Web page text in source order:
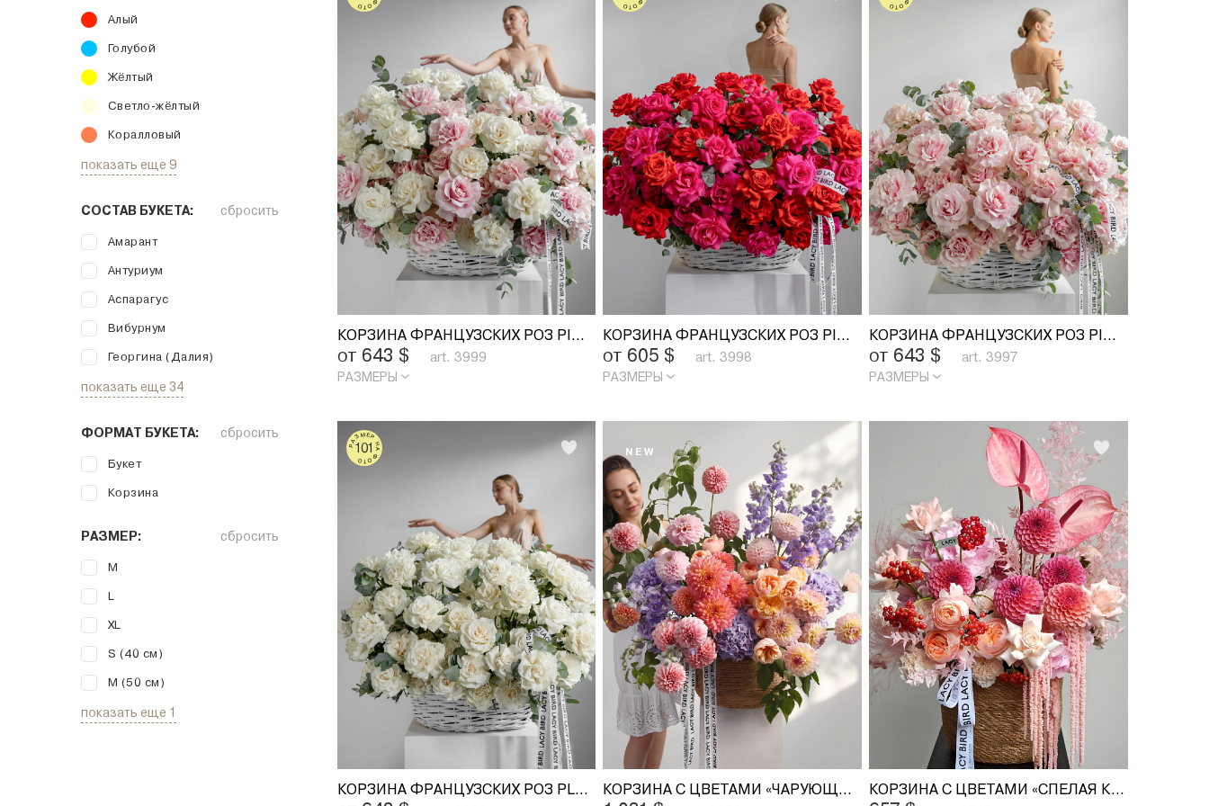
Алый
Голубой
Жёлтый
Светло-жёлтый
Коралловый
показать еще 9
СОСТАВ БУКЕТА: сбросить
Амарант
Антуриум
Аспарагус
Вибурнум
Георгина (Далия)
показать еще 34
ФОРМАТ БУКЕТА: сбросить
Букет
Корзина
РАЗМЕР: сбросить
M
L
XL
S (40 см)
M (50 см)
показать еще 1
КОРЗИНА ФРАНЦУЗСКИХ РОЗ PINK MONDIAL И PLAYA BLANCA
от 643 $ art. 3999
РАЗМЕРЫ
КОРЗИНА ФРАНЦУЗСКИХ РОЗ PINK FLOYD И NINA
от 605 $ art. 3998
РАЗМЕРЫ
КОРЗИНА ФРАНЦУЗСКИХ РОЗ PINK MONDIAL
от 643 $ art. 3997
РАЗМЕРЫ
РАЗМЕР НА ФОТО
101
КОРЗИНА ФРАНЦУЗСКИХ РОЗ PLAYA BLANCA
NEW
КОРЗИНА С ЦВЕТАМИ «ЧАРУЮЩИЙ ЗАКАТ» КОРЗИНА С ЦВЕТАМИ «СПЕЛАЯ КАЛИНА»